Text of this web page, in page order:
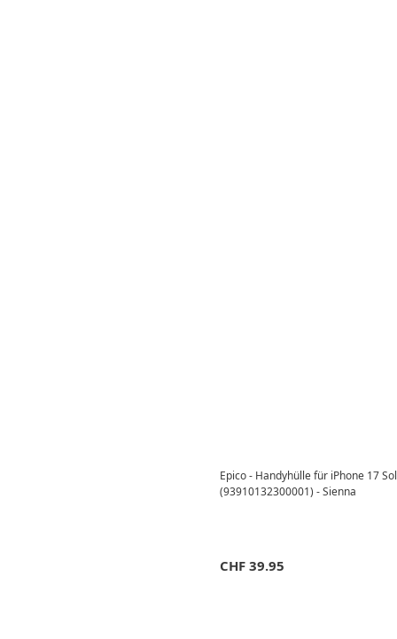
Epico - Handyhülle für iPhone 17
(93910132300001) - Sienna
CHF 39.95